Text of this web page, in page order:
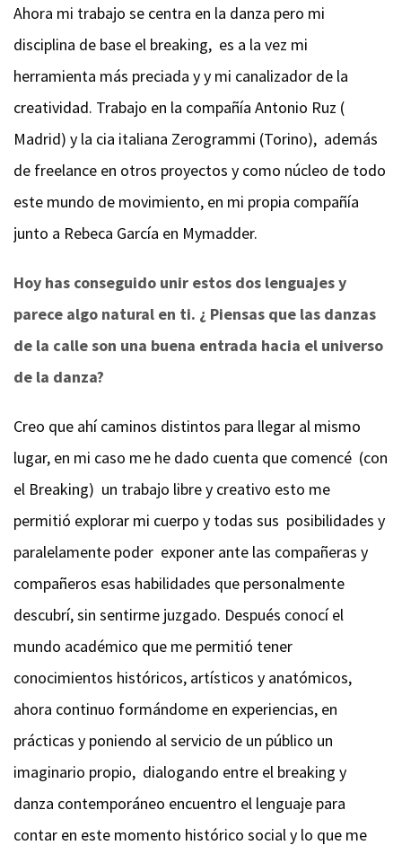
Ahora mi trabajo se centra en la danza pero mi
disciplina de base el breaking, es a la vez mi
herramienta más preciada y y mi canalizador de la
creatividad. Trabajo en la compañía Antonio Ruz (
Madrid) y la cia italiana Zerogrammi (Torino), además
de freelance en otros proyectos y como núcleo de todo
este mundo de movimiento, en mi propia compañía
junto a Rebeca García en Mymadder.
Hoy has conseguido unir estos dos lenguajes y
parece algo natural en ti. ¿ Piensas que las danzas
de la calle son una buena entrada hacia el universo
de la danza?
Creo que ahí caminos distintos para llegar al mismo
lugar, en mi caso me he dado cuenta que comencé (con
el Breaking) un trabajo libre y creativo esto me
permitió explorar mi cuerpo y todas sus posibilidades y
paralelamente poder exponer ante las compañeras y
compañeros esas habilidades que personalmente
descubrí, sin sentirme juzgado. Después conocí el
mundo académico que me permitió tener
conocimientos históricos, artísticos y anatómicos,
ahora continuo formándome en experiencias, en
prácticas y poniendo al servicio de un público un
imaginario propio, dialogando entre el breaking y
danza contemporáneo encuentro el lenguaje para
contar en este momento histórico social y lo que me